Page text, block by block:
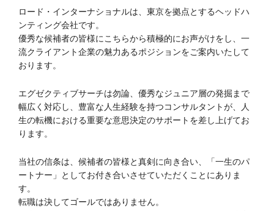
ロード・インターナショナルは、東京を拠点とするヘッドハ
ンティング会社です。
優秀な候補者の皆様にこちらから積極的にお声がけをし、一
流クライアント企業の魅力あるポジションをご案内いたして
おります。
エグゼクティブサーチは勿論、優秀なジュニア層の発掘まで
幅広く対応し、豊富な人生経験を持つコンサルタントが、人
生の転機における重要な意思決定のサポートを差し上げてお
ります。
当社の信条は、候補者の皆様と真剣に向き合い、「一生のパ
ートナー」としてお付き合いさせていただくことにありま
す。
転職は決してゴールではありません。